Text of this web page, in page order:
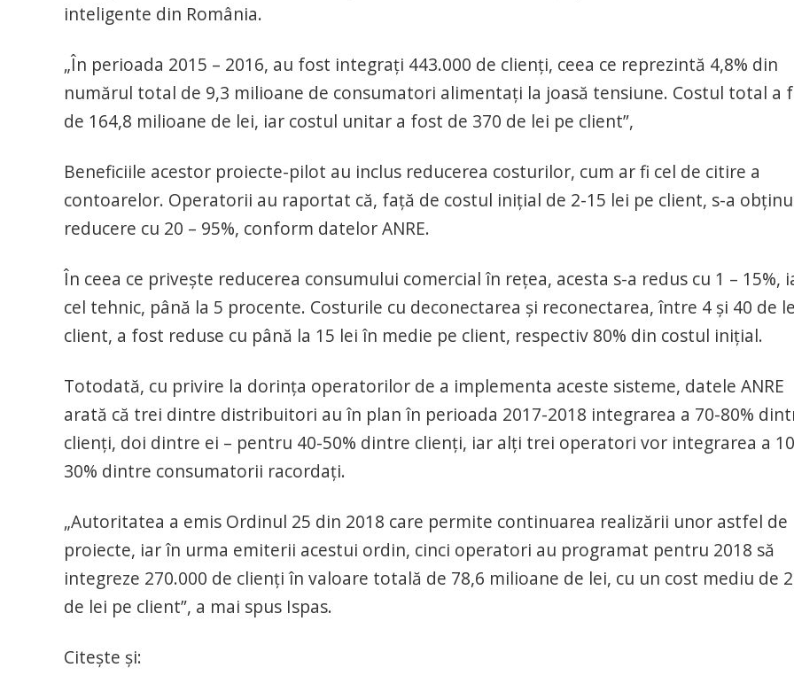
inteligente din România.
„În perioada 2015 – 2016, au fost integraţi 443.000 de clienţi, ceea ce reprezintă 4,8% din
numărul total de 9,3 milioane de consumatori alimentaţi la joasă tensiune. Costul total a
de 164,8 milioane de lei, iar costul unitar a fost de 370 de lei pe client”,
Beneficiile acestor proiecte-pilot au inclus reducerea costurilor, cum ar fi cel de citire a
contoarelor. Operatorii au raportat că, faţă de costul iniţial de 2-15 lei pe client, s-a
reducere cu 20 – 95%, conform datelor ANRE.
În ceea ce priveşte reducerea consumului comercial în reţea, acesta s-a redus cu 1 – 15%,
cel tehnic, până la 5 procente. Costurile cu deconectarea şi reconectarea, între 4 şi 40 de
client, a fost reduse cu până la 15 lei în medie pe client, respectiv 80% din costul iniţial.
Totodată, cu privire la dorinţa operatorilor de a implementa aceste sisteme, datele ANRE
arată că trei dintre distribuitori au în plan în perioada 2017-2018 integrarea a 70-80%
clienţi, doi dintre ei – pentru 40-50% dintre clienţi, iar alţi trei operatori vor integrarea a
30% dintre consumatorii racordaţi.
„Autoritatea a emis Ordinul 25 din 2018 care permite continuarea realizării unor astfel de
proiecte, iar în urma emiterii acestui ordin, cinci operatori au programat pentru 2018 să
integreze 270.000 de clienţi în valoare totală de 78,6 milioane de lei, cu un cost mediu de
de lei pe client”, a mai spus Ispas.
Citeşte şi: